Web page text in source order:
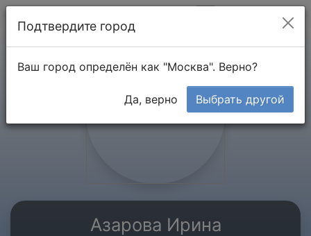
Азарова Ирина
Подтвердите город
Ваш город определён как "Москва". Верно?
Да, верно Выбрать другой